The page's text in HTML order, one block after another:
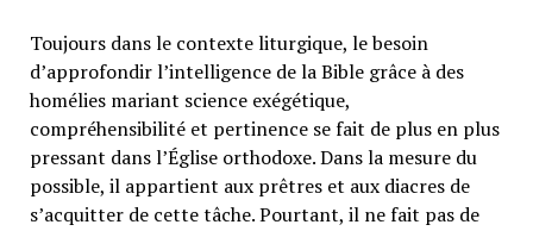
Toujours dans le contexte liturgique, le besoin
d’approfondir l’intelligence de la Bible grâce à des
homélies mariant science exégétique,
compréhensibilité et pertinence se fait de plus en plus
pressant dans l’Église orthodoxe. Dans la mesure du
possible, il appartient aux prêtres et aux diacres de
s’acquitter de cette tâche. Pourtant, il ne fait pas de